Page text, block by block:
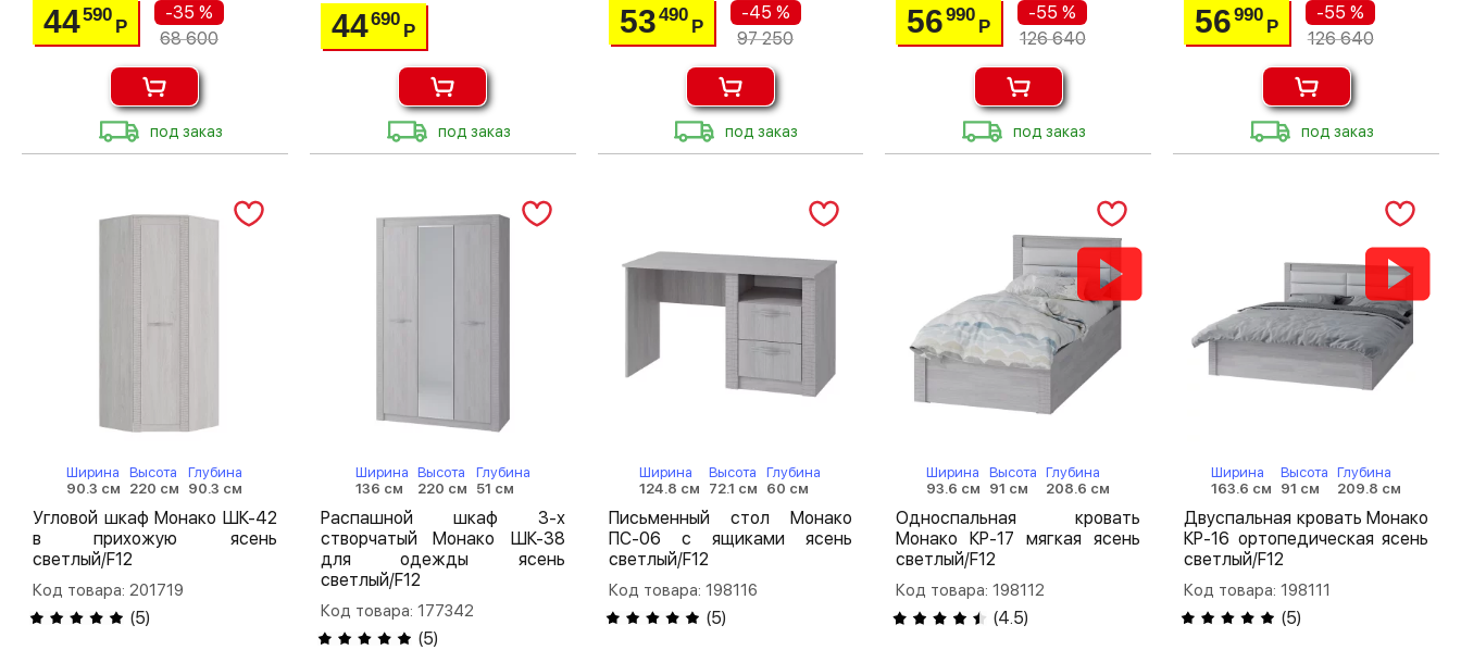
44590
Р
-35 %
68 600
под заказ
44690
Р
под заказ
53490
Р
-45 %
97 250
под заказ
56990
Р
-55 %
126 640
под заказ
56990
Р
-55 %
126 640
под заказ
Ширина
90.3 см
Высота
220 см
Глубина
90.3 см
Угловой шкаф Монако ШК-42
в прихожую ясень
светлый/F12
Код товара: 201719
(5)
Ширина
136 см
Высота
220 см
Глубина
51 см
Распашной шкаф 3-х
створчатый Монако ШК-38
для одежды ясень
светлый/F12
Код товара: 177342
(5)
Ширина
124.8 см
Высота
72.1 см
Глубина
60 см
Письменный стол Монако
ПС-06 с ящиками ясень
светлый/F12
Код товара: 198116
(5)
Ширина
93.6 см
Высота
91 см
Глубина
208.6 см
Односпальная кровать
Монако КР-17 мягкая ясень
светлый/F12
Код товара: 198112
(4.5)
Ширина
163.6 см
Высота
91 см
Глубина
209.8 см
Двуспальная кровать Монако
КР-16 ортопедическая ясень
светлый/F12
Код товара: 198111
(5)